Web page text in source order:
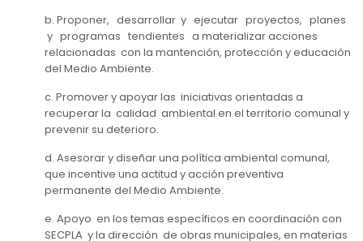
b. Proponer, desarrollar y ejecutar proyectos, planes
y programas tendientes a materializar acciones
relacionadas con la mantención, protección y educación
del Medio Ambiente.
c. Promover y apoyar las iniciativas orientadas a
recuperar la calidad ambiental en el territorio comunal y
prevenir su deterioro.
d. Asesorar y diseñar una política ambiental comunal,
que incentive una actitud y acción preventiva
permanente del Medio Ambiente.
e. Apoyo en los temas específicos en coordinación con
SECPLA y la dirección de obras municipales, en materias